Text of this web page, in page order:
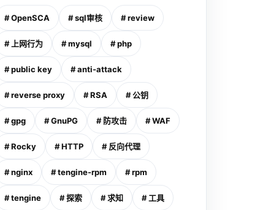
# OpenSCA # sql审核 # review
# 上网行为 # mysql # php
# public key # anti-attack
# reverse proxy # RSA # 公钥
# gpg # GnuPG # 防攻击 # WAF
# Rocky # HTTP # 反向代理
# nginx # tengine-rpm # rpm
# tengine # 探索 # 求知 # 工具